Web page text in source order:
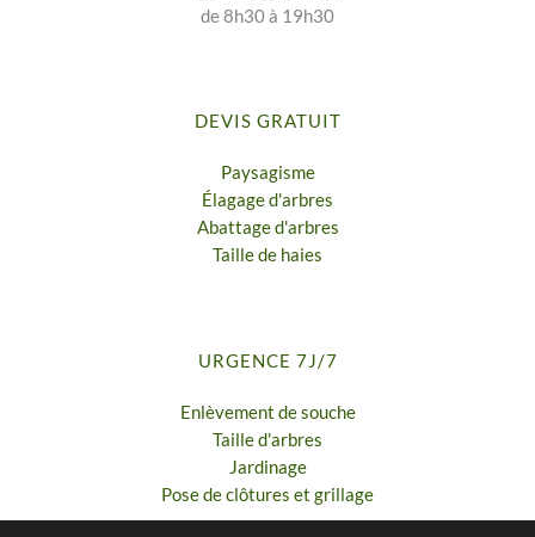
de 8h30 à 19h30
DEVIS GRATUIT
Paysagisme
Élagage d'arbres
Abattage d'arbres
Taille de haies
URGENCE 7J/7
Enlèvement de souche
Taille d'arbres
Jardinage
Pose de clôtures et grillage